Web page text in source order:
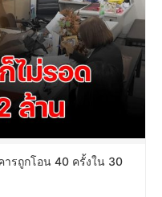
รถูกโอน 40 ครั้งใน 30